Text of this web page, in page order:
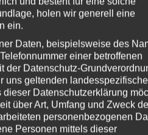
holen wir generell eine
ein.
Daten, beispielsweise des
einer betroffenen
der Datenschutz-
uns geltenden
Datenschutzerklärung
über Art, Umfang und Zweck
personenbezogenen
Personen mittels dieser